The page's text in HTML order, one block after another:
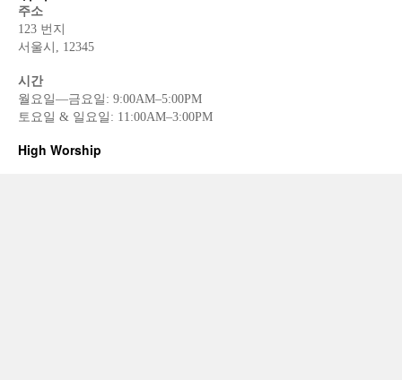
주소
123 번지
서울시, 12345
시간
월요일—금요일: 9:00AM–5:00PM
토요일 & 일요일: 11:00AM–3:00PM
High Worship